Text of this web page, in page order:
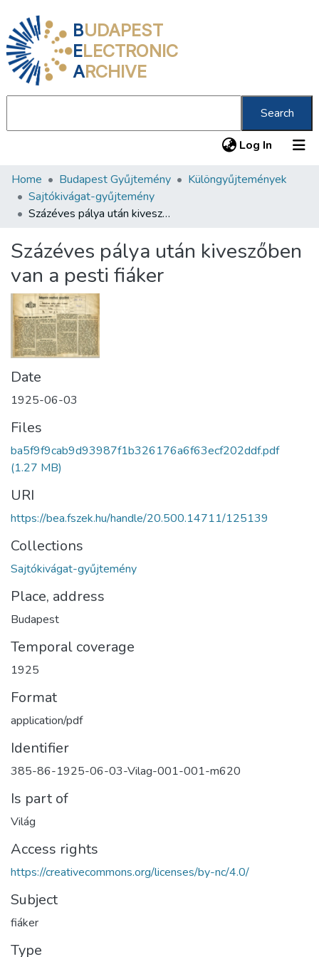
BUDAPEST
ELECTRONIC
ARCHIVE
Search
Log In (current)
Communities & Collections
All of DSpace
Home Budapest Gyűjtemény
Különgyűjtemények
Sajtókivágat-gyűjtemény
Százéves pálya után kiveszőben van a pesti fiáker
Százéves pálya után kiveszőben
van a pesti fiáker
Date
1925-06-03
Files
ba5f9f9cab9d93987f1b326176a6f63ecf202ddf.pdf
(1.27 MB)
URI
https://bea.fszek.hu/handle/20.500.14711/125139
Collections
Sajtókivágat-gyűjtemény
Place, address
Budapest
Temporal coverage
1925
Format
application/pdf
Identifier
385-86-1925-06-03-Vilag-001-001-m620
Is part of
Világ
Access rights
https://creativecommons.org/licenses/by-nc/4.0/
Subject
fiáker
Type